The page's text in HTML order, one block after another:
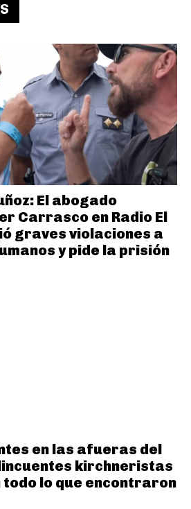
El abogado
Carrasco en Radio El
graves violaciones a
y pide la prisión
en las afueras del
kirchneristas
lo que encontraron